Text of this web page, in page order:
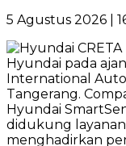
5 Agustus 2026 |